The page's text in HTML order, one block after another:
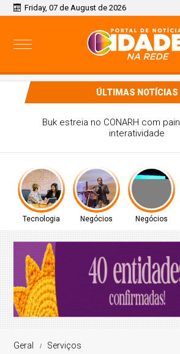
Friday, 07 de August de 2026
ÚLTIMAS NOTÍCIAS
Saiba quando será o recesso de
servidores públicos
Tecnologia Negócios Negócios
Geral Serviços